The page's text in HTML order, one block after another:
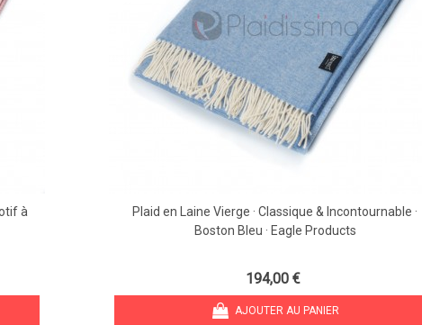
à
Plaid en Laine Vierge · Classique & Incontournable ·
Boston Bleu · Eagle Products
194,00 €
AJOUTER AU PANIER